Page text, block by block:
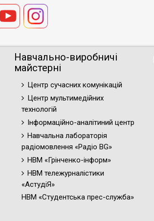
Навчально-виробничі
майстерні
Центр сучасних комунікацій
Центр мультимедійних
технологій
Інформаційно-аналітиний центр
Навчальна лабораторія
радіомовлення «Радіо BG»
НВМ «Грінченко-інформ»
НВМ тележурналістики
«АстудіЯ»
НВМ «Студентська прес-служба»